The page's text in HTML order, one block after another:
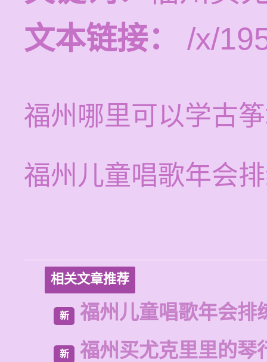
文本链接：
/x/
福州哪里可以学古
福州儿童唱歌年会
相关文章推荐
新 福州儿童唱歌年会排
新 福州买尤克里里的琴